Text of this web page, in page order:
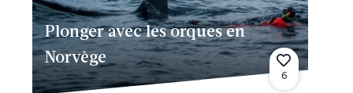
Plonger avec les orques en
Norvège
6